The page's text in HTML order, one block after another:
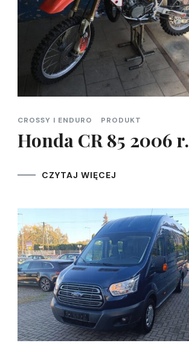
CROSSY I ENDURO PRODUKT
Honda CR 85 2006 r.
CZYTAJ WIĘCEJ